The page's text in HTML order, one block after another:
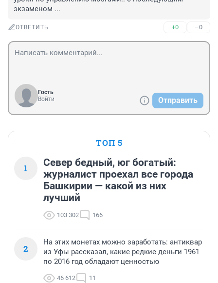
экзаменом ...
ОТВЕТИТЬ +0 –0
Гость
Войти
Отправить
ТОП 5
1
Север бедный, юг богатый:
журналист проехал все города
Башкирии — какой из них
лучший
103 302 166
2
На этих монетах можно заработать: антиквар
из Уфы рассказал, какие редкие деньги 1961
по 2016 год обладают ценностью
46 612 11